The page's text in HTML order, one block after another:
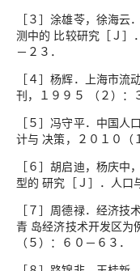
［３］涂雄苓，徐海
测中的 比较研究［Ｊ］
－２３．
［４］杨辉．上海市
刊，１９９５ （２）：
［５］冯守平．中国
计与 决策，２０１０（
［６］胡启迪，杨庆
型的 研究［Ｊ］．人口
［７］周德禄．经济
青 岛经济技术开发区为
（５）：６０－６３．